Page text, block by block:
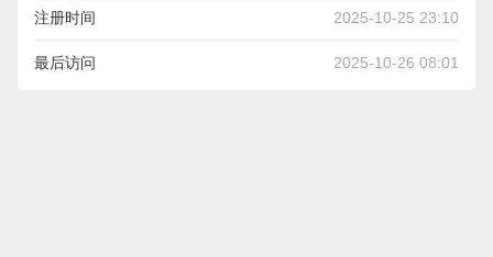
注册时间 2025-10-25 23:10
最后访问 2025-10-26 08:01